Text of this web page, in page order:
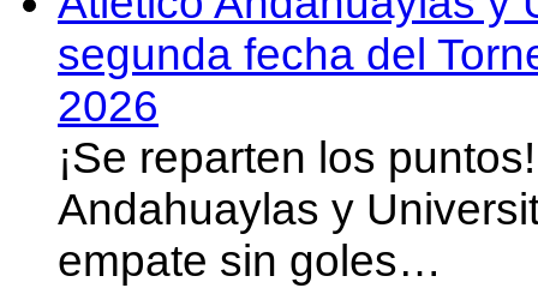
segunda fecha del
2026
¡Se reparten los
Andahuaylas y
empate sin goles…